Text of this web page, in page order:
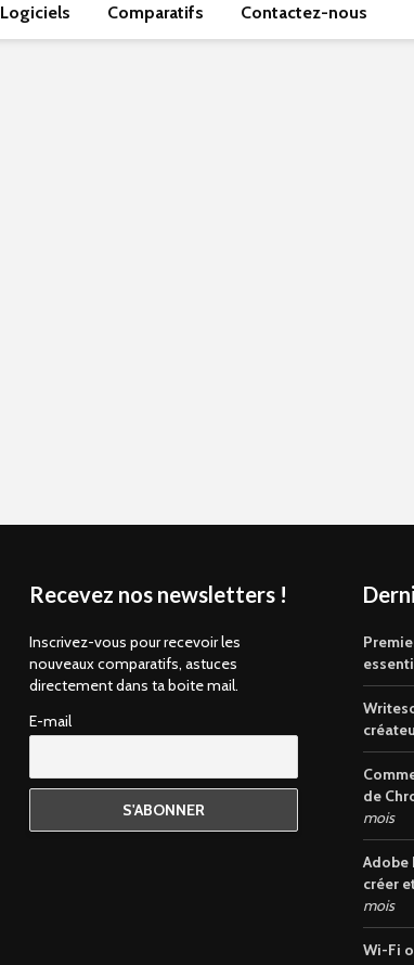
Logiciels Comparatifs Contactez-nous
Recevez nos newsletters !
Inscrivez-vous pour recevoir les
nouveaux comparatifs, astuces
directement dans ta boite mail.
E-mail
de
mois
Adobe
créer
mois
Wi-Fi